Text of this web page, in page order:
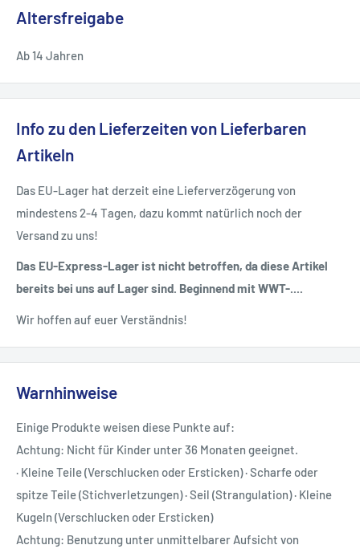
Altersfreigabe
Ab 14 Jahren
Info zu den Lieferzeiten von Lieferbaren
Artikeln
Das EU-Lager hat derzeit eine Lieferverzögerung von
mindestens 2-4 Tagen, dazu kommt natürlich noch der
Versand zu uns!
Das EU-Express-Lager ist nicht betroffen, da diese Artikel
bereits bei uns auf Lager sind. Beginnend mit WWT-....
Wir hoffen auf euer Verständnis!
Warnhinweise
Einige Produkte weisen diese Punkte auf:
Achtung: Nicht für Kinder unter 36 Monaten geeignet.
· Kleine Teile (Verschlucken oder Ersticken) · Scharfe oder
spitze Teile (Stichverletzungen) · Seil (Strangulation) · Kleine
Kugeln (Verschlucken oder Ersticken)
Achtung: Benutzung unter unmittelbarer Aufsicht von